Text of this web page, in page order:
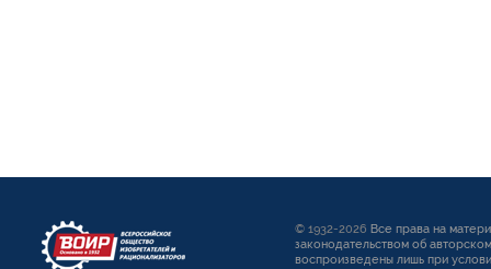
© 1932-2026 Все права на
законодательством об
воспроизведены лишь при